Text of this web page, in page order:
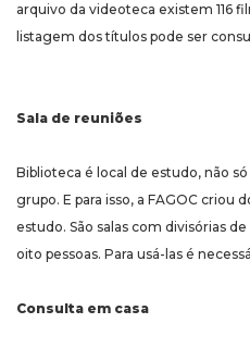
arquivo da videoteca existem 116
listagem dos títulos pode ser
Sala de reuniões
Biblioteca é local de estudo, não
grupo. E para isso, a FAGOC criou
estudo. São salas com divisórias
oito pessoas. Para usá-las é
Consulta em casa